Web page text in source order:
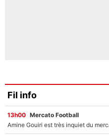
Fil info
13h00 Mercato Football